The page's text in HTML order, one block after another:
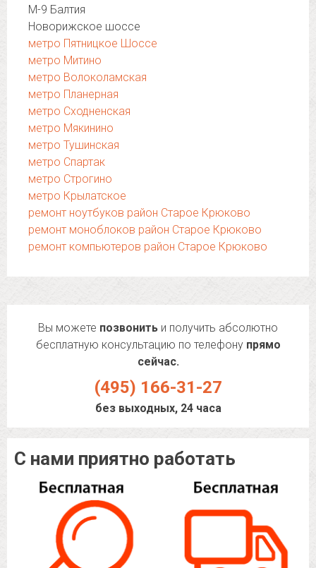
М-9 Балтия
Новорижское шоссе
метро Пятницкое Шоссе
метро Митино
метро Волоколамская
метро Планерная
метро Сходненская
метро Мякинино
метро Тушинская
метро Спартак
метро Строгино
метро Крылатское
ремонт ноутбуков район Старое Крюково
ремонт моноблоков район Старое Крюково
ремонт компьютеров район Старое Крюково
Вы можете позвонить и получить абсолютно
бесплатную консультацию по телефону прямо
сейчас.
(495) 166-31-27
без выходных, 24 часа
С нами приятно работать